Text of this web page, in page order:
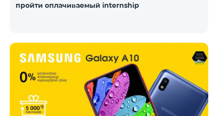
пройти оплачиваемый internship